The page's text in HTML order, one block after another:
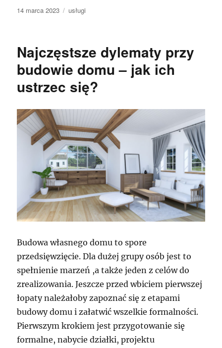
Data
14 marca 2023 Kategorie
usługi
Najczęstsze dylematy przy
budowie domu – jak ich
ustrzec się?
Budowa własnego domu to spore
przedsięwzięcie. Dla dużej grupy osób jest to
spełnienie marzeń ,a także jeden z celów do
zrealizowania. Jeszcze przed wbiciem pierwszej
łopaty należałoby zapoznać się z etapami
budowy domu i załatwić wszelkie formalności.
Pierwszym krokiem jest przygotowanie się
formalne, nabycie działki, projektu